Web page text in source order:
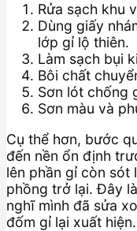
Rửa sạch khu
Dùng giấy
lớp gỉ lộ thiên.
Làm sạch bụi
Bôi chất
Sơn lót chống
Sơn màu và
Cụ thể hơn, bước
đến nền ổn định
lên phần gỉ còn sót
phồng trở lại. Đây
nghĩ mình đã sửa
đốm gỉ lại xuất hiện.